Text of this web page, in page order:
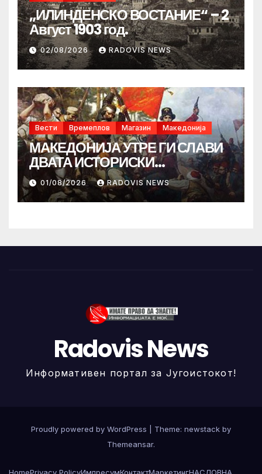
„ИЛИНДЕНСКО ВОСТАНИЕ“ – 2
Август 1903 год.
02/08/2026 RADOVIS NEWS
Вести Времеплов Магазин Македонија
МАКЕДОНИЈА УТРЕ ГИ СЛАВИ
ДВАТА ИСТОРИСКИ
ИЛИНДЕНА!
01/08/2026 RADOVIS NEWS
Radovis News
Информативен портал за Југоистокот!
Proudly powered by WordPress
Theme: newstack by
Themeansar.